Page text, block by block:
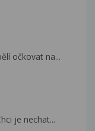
očkovat na...
je nechat...